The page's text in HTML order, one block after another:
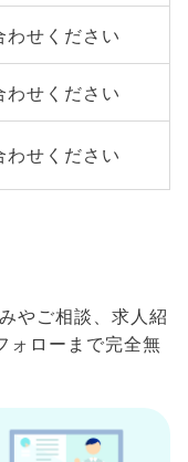
わせください
わせください
わせください
やご相談、求人紹
ォローまで完全無